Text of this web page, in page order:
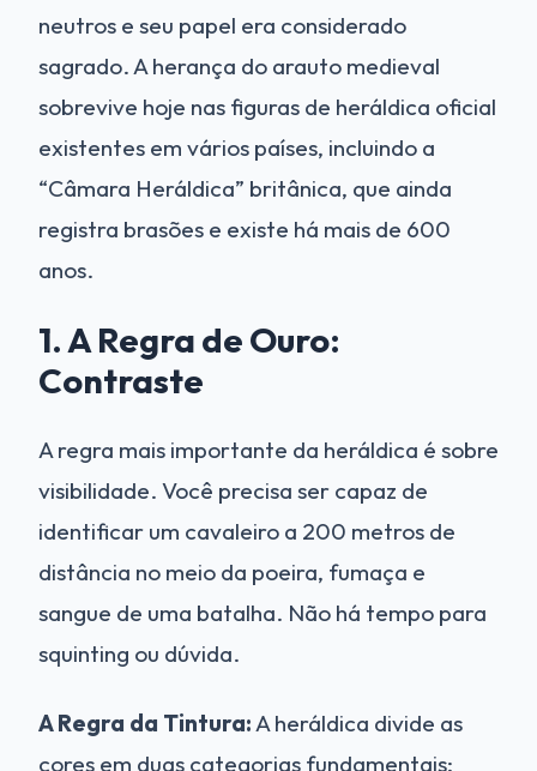
neutros e seu papel era considerado
sagrado. A herança do arauto medieval
sobrevive hoje nas figuras de heráldica oficial
existentes em vários países, incluindo a
“Câmara Heráldica” britânica, que ainda
registra brasões e existe há mais de 600
anos.
1. A Regra de Ouro:
Contraste
A regra mais importante da heráldica é sobre
visibilidade. Você precisa ser capaz de
identificar um cavaleiro a 200 metros de
distância no meio da poeira, fumaça e
sangue de uma batalha. Não há tempo para
squinting ou dúvida.
A Regra da Tintura: A heráldica divide as
cores em duas categorias fundamentais: